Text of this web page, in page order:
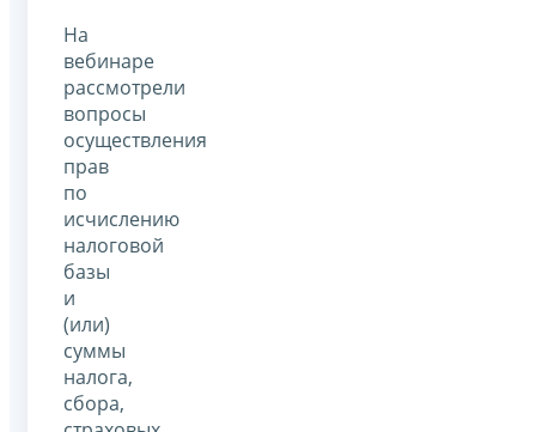
На
вебинаре
рассмотрели
вопросы
осуществления
прав
по
исчислению
налоговой
базы
и
(или)
суммы
налога,
сбора,